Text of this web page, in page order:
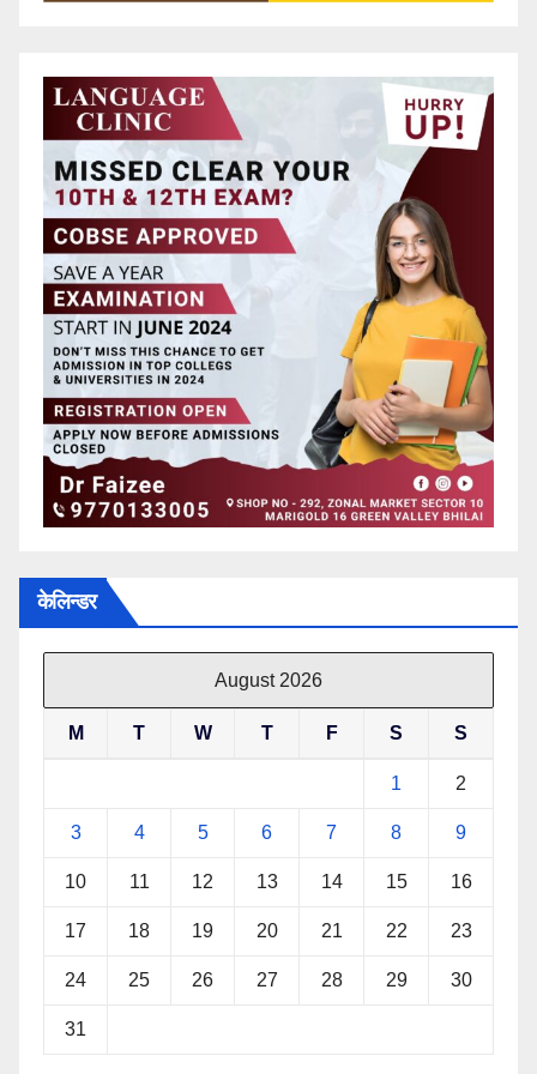
केलिन्डर
August 2026
M T W T F S S
1 2
3 4 5 6 7 8 9
10 11 12 13 14 15 16
17 18 19 20 21 22 23
24 25 26 27 28 29 30
31